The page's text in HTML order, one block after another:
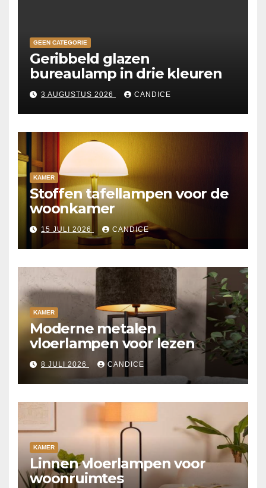
GEEN CATEGORIE
Geribbeld glazen
bureaulamp in drie kleuren
3 AUGUSTUS 2026 CANDICE
KAMER
Stoffen tafellampen voor de
woonkamer
15 JULI 2026 CANDICE
KAMER
Moderne metalen
vloerlampen voor lezen
8 JULI 2026 CANDICE
KAMER
Linnen vloerlampen voor
woonruimtes